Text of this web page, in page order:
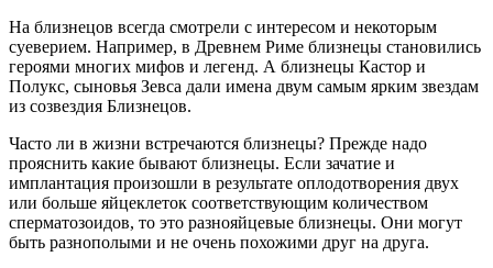
На близнецов всегда смотрели с интересом и некоторым
суеверием. Например, в Древнем Риме близнецы становились
героями многих мифов и легенд. А близнецы Кастор и
Полукс, сыновья Зевса дали имена двум самым ярким звездам
из созвездия Близнецов.
Часто ли в жизни встречаются близнецы? Прежде надо
прояснить какие бывают близнецы. Если зачатие и
имплантация произошли в результате оплодотворения двух
или больше яйцеклеток соответствующим количеством
сперматозоидов, то это разнояйцевые близнецы. Они могут
быть разнополыми и не очень похожими друг на друга.